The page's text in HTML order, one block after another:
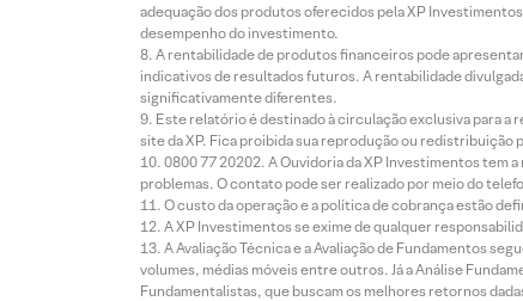
adequação dos produtos oferecidos pela XP
desempenho do investimento.
A rentabilidade de produtos financeiros pode
indicativos de resultados futuros. A rentabilidade
significativamente diferentes.
Este relatório é destinado à circulação exclusiva para a
site da XP. Fica proibida sua reprodução ou
0800 77 20202. A Ouvidoria da XP Investimentos tem
problemas. O contato pode ser realizado por meio do
O custo da operação e a política de cobrança estão
A XP Investimentos se exime de qualquer
A Avaliação Técnica e a Avaliação de Fundamentos
volumes, médias móveis entre outros. Já a Análise
Fundamentalistas, que buscam os melhores retornos